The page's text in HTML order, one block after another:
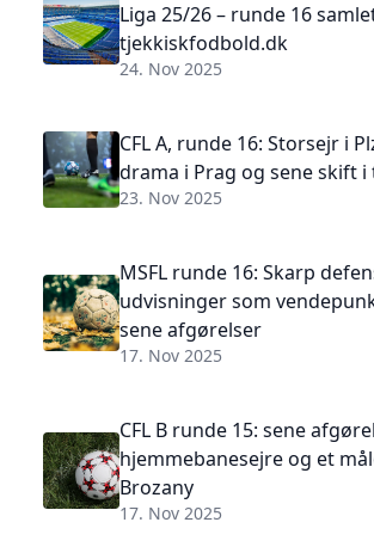
Liga 25/26 – runde 16
tjekkiskfodbold.dk
24. Nov 2025
CFL A, runde 16: Storsejr i
drama i Prag og sene skift
23. Nov 2025
MSFL runde 16: Skarp
udvisninger som
sene afgørelser
17. Nov 2025
CFL B runde 15: sene
hjemmebanesejre og et
Brozany
17. Nov 2025